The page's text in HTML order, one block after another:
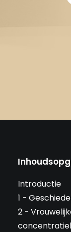
Introductie
1 -
2 -